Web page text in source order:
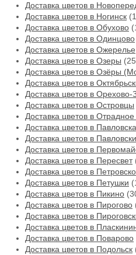
Доставка цветов в
Доставка цветов в Ногинск
Доставка цветов в Обухово
Доставка цветов в Одинцово
Доставка цветов в Ожерелье
Доставка цветов в Озеры
Доставка цветов в Озёры
Доставка цветов в
Доставка цветов в Орехово-
Доставка цветов в Островцы
Доставка цветов в
Доставка цветов в
Доставка цветов в
Доставка цветов в
Доставка цветов в Пересвет
Доставка цветов в
Доставка цветов в Петушки
Доставка цветов в Пикино
Доставка цветов в Пирогово
Доставка цветов в
Доставка цветов в
Доставка цветов в Поварово
Доставка цветов в Подольск